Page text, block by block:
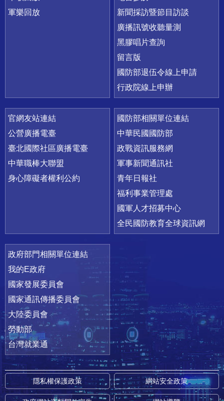
軍樂回放
新聞採訪暨節目訪談
廣播訊號收聽量測
黑膠唱片查詢
留言版
國防部退伍令線上申請
行政院線上申辦
官網友站連結
公營廣播電臺
臺北國際社區廣播電臺
中華職棒大聯盟
身心障礙者權利公約
國防部相關單位連結
中華民國國防部
政戰資訊服務網
軍事新聞通訊社
青年日報社
福利事業管理處
國軍人才招募中心
全民國防教育全球資訊網
政府部門相關單位連結
我的E政府
國家發展委員會
國家通訊傳播委員會
大陸委員會
勞動部
台灣就業通
隱私權保護政策 網站安全政策